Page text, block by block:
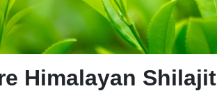
การ ป้องกัน โรค
หัวใจ และ หลอด
เลือด
เครื่อง ช่วย นอน
หลับ
Himalayan